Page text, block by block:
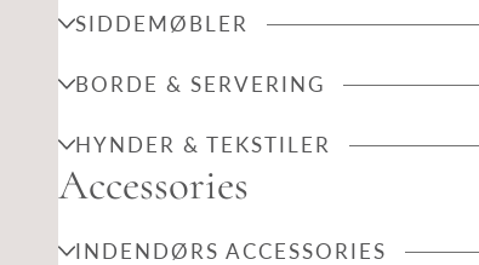
SIDDEMØBLER
BORDE & SERVERING
HYNDER & TEKSTILER
Accessories
INDENDØRS ACCESSORIES